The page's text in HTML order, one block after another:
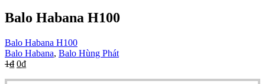
Balo Habana H100
Balo Habana H100
Balo Habana, Balo Hùng Phát
1₫ 0₫